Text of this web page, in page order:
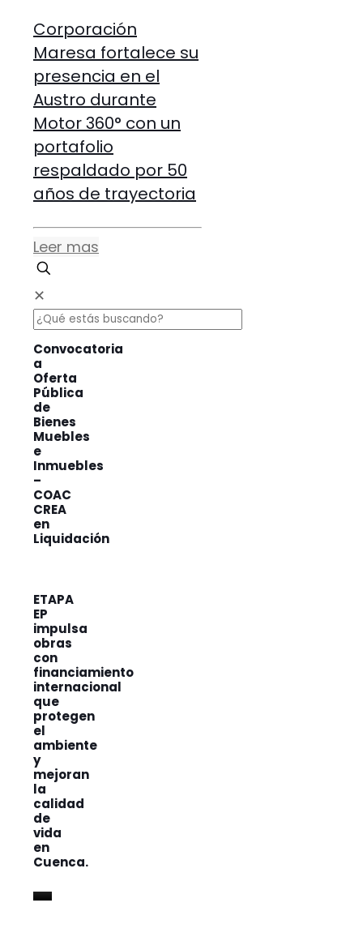
Corporación
Maresa fortalece su
presencia en el
Austro durante
Motor 360° con un
portafolio
respaldado por 50
años de trayectoria
Leer mas
✕
Convocatoria
a
Oferta
Pública
de
Bienes
Muebles
e
Inmuebles
–
COAC
CREA
en
Liquidación
ETAPA
EP
impulsa
obras
con
financiamiento
internacional
que
protegen
el
ambiente
y
mejoran
la
calidad
de
vida
en
Cuenca.